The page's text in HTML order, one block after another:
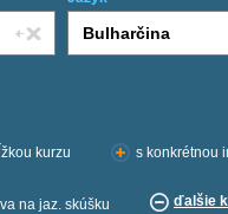
kurzu s konkrétnou
na jaz. skúšku ďalšie